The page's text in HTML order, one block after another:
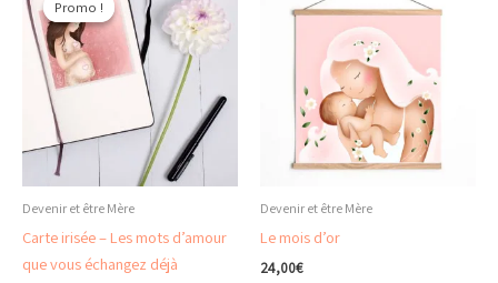
Promo !
Promo !
Devenir et être Mère
Carte irisée – Les mots d’amour
que vous échangez déjà
Devenir et être Mère
Le mois d’or
24,00€